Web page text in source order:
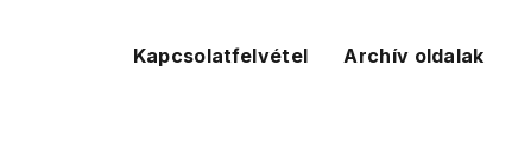
Kapcsolatfelvétel Archív oldalak